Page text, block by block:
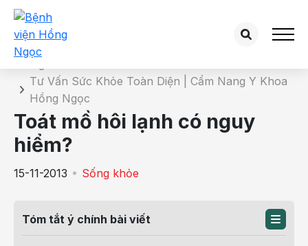
Chi tiết bài tư vấn
Tư Vấn Sức Khỏe Toàn Diện | Cẩm Nang Y Khoa
Hồng Ngọc
Toát mồ hôi lạnh có nguy
hiểm?
15-11-2013 Sống khỏe
Tóm tắt ý chính bài viết